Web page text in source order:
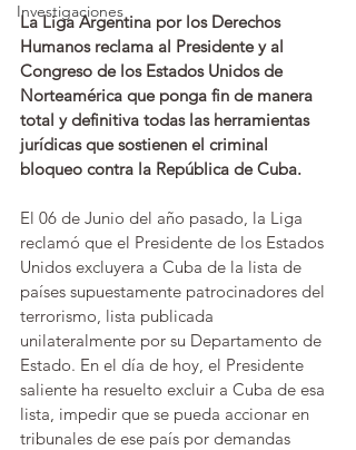
Investigaciones
La Liga Argentina por los Derechos
Humanos reclama al Presidente y al
Congreso de los Estados Unidos de
Norteamérica que ponga fin de manera
total y definitiva todas las herramientas
jurídicas que sostienen el criminal
bloqueo contra la República de Cuba.
El 06 de Junio del año pasado, la Liga
reclamó que el Presidente de los Estados
Unidos excluyera a Cuba de la lista de
países supuestamente patrocinadores del
terrorismo, lista publicada
unilateralmente por su Departamento de
Estado. En el día de hoy, el Presidente
saliente ha resuelto excluir a Cuba de esa
lista, impedir que se pueda accionar en
tribunales de ese país por demandas